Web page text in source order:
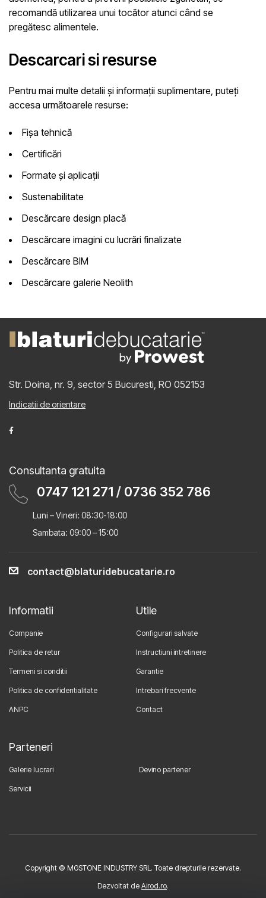
recomandă utilizarea unui tocător atunci când se
pregătesc alimentele.
Descarcari si resurse
Pentru mai multe detalii și informații suplimentare, puteți
accesa următoarele resurse:
Fișa tehnică
Certificări
Formate și aplicații
Sustenabilitate
Descărcare design placă
Descărcare imagini cu lucrări finalizate
Descărcare BIM
Descărcare galerie Neolith
Str. Doina, nr. 9, sector 5 Bucuresti, RO 052153
Indicatii de orientare
Consultanta gratuita
0747 121 271 / 0736 352 786
Luni – Vineri: 08:30-18:00
Sambata: 09:00 – 15:00
contact@blaturidebucatarie.ro
Informatii
Companie
Politica de retur
Termeni si conditii
Politica de confidentialitate
ANPC
Utile
Configurari salvate
Instructiuni intretinere
Garantie
Intrebari frecvente
Contact
Parteneri
Galerie lucrari Devino partener
Servicii
Copyright © MGSTONE INDUSTRY SRL. Toate drepturile rezervate.
Dezvoltat de Airod.ro.